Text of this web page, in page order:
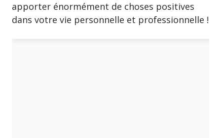
apporter énormément de choses positives
dans votre vie personnelle et professionnelle !